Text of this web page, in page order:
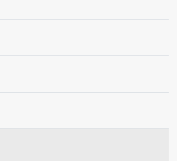
音讀hián